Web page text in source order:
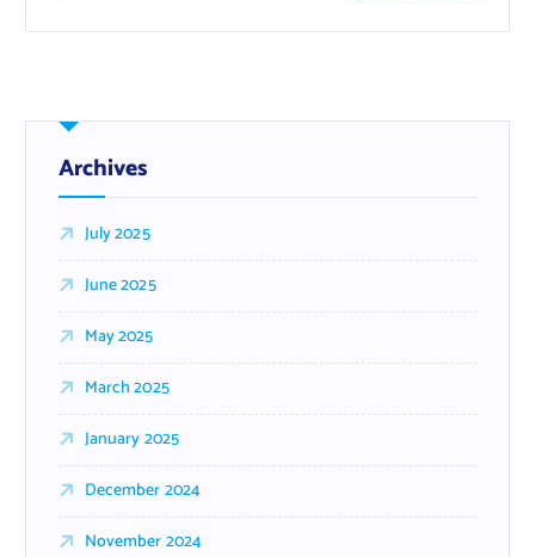
Archives
July 2025
June 2025
May 2025
March 2025
January 2025
December 2024
November 2024